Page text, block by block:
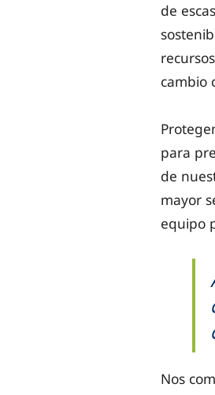
de
cambio
para
de
mayor
equipo
Nos